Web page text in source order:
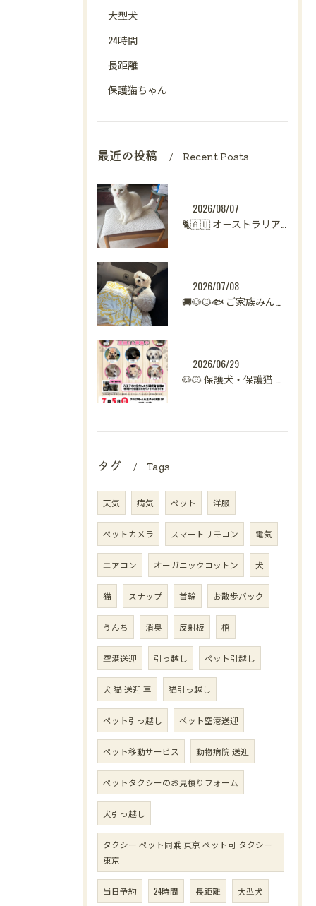
大型犬
24時間
長距離
保護猫ちゃん
最近の投稿 Recent Posts
2026/08/07
2026/07/08
2026/06/29
タグ Tags
天気 病気 ペット 洋服
ペットカメラ スマートリモコン 電気
エアコン オーガニックコットン 犬
猫 スナップ 首輪 お散歩バック
うんち 消臭 反射板 棺
空港送迎 引っ越し ペット引越し
犬 猫 送迎 車 猫引っ越し
ペット引っ越し ペット空港送迎
ペット移動サービス 動物病院 送迎
ペットタクシーのお見積りフォーム
犬引っ越し
タクシー ペット同乗 東京 ペット可 タクシー
東京
当日予約 24時間 長距離 大型犬